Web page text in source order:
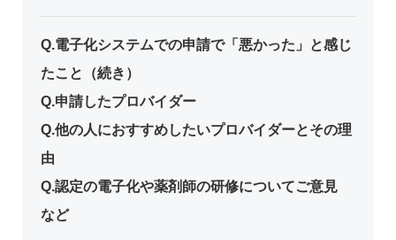
Q.電子化システムでの申請で「悪かった」と感じ
たこと（続き）
Q.申請したプロバイダー
Q.他の人におすすめしたいプロバイダーとその理
由
Q.認定の電子化や薬剤師の研修についてご意見
など